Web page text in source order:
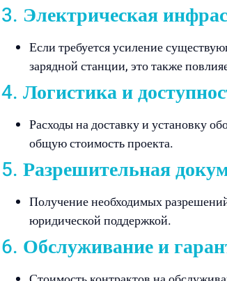
3. Электрическая
Если требуется усиление
зарядной станции, это также
4. Логистика и
Расходы на доставку и установку
общую стоимость проекта.
5. Разрешительная
Получение необходимых
юридической поддержкой.
6. Обслуживание и